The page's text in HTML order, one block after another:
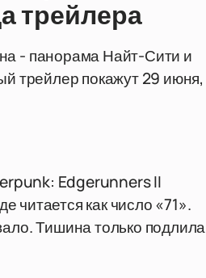
трейлера
- панорама Найт-Сити и
трейлер покажут 29 июня,
Edgerunners II
читается как число «71».
Тишина только подлила